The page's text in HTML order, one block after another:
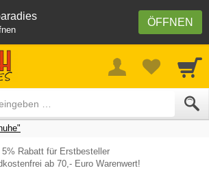
ÖFFNEN
5% Rabatt für Erstbesteller
ab 70,- Euro Warenwert!